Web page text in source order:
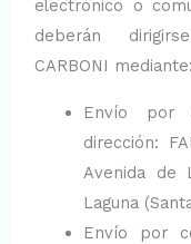
electrónico o
deberán
CARBONI mediante:
Envío por
dirección:
Avenida de
Laguna
Envío por